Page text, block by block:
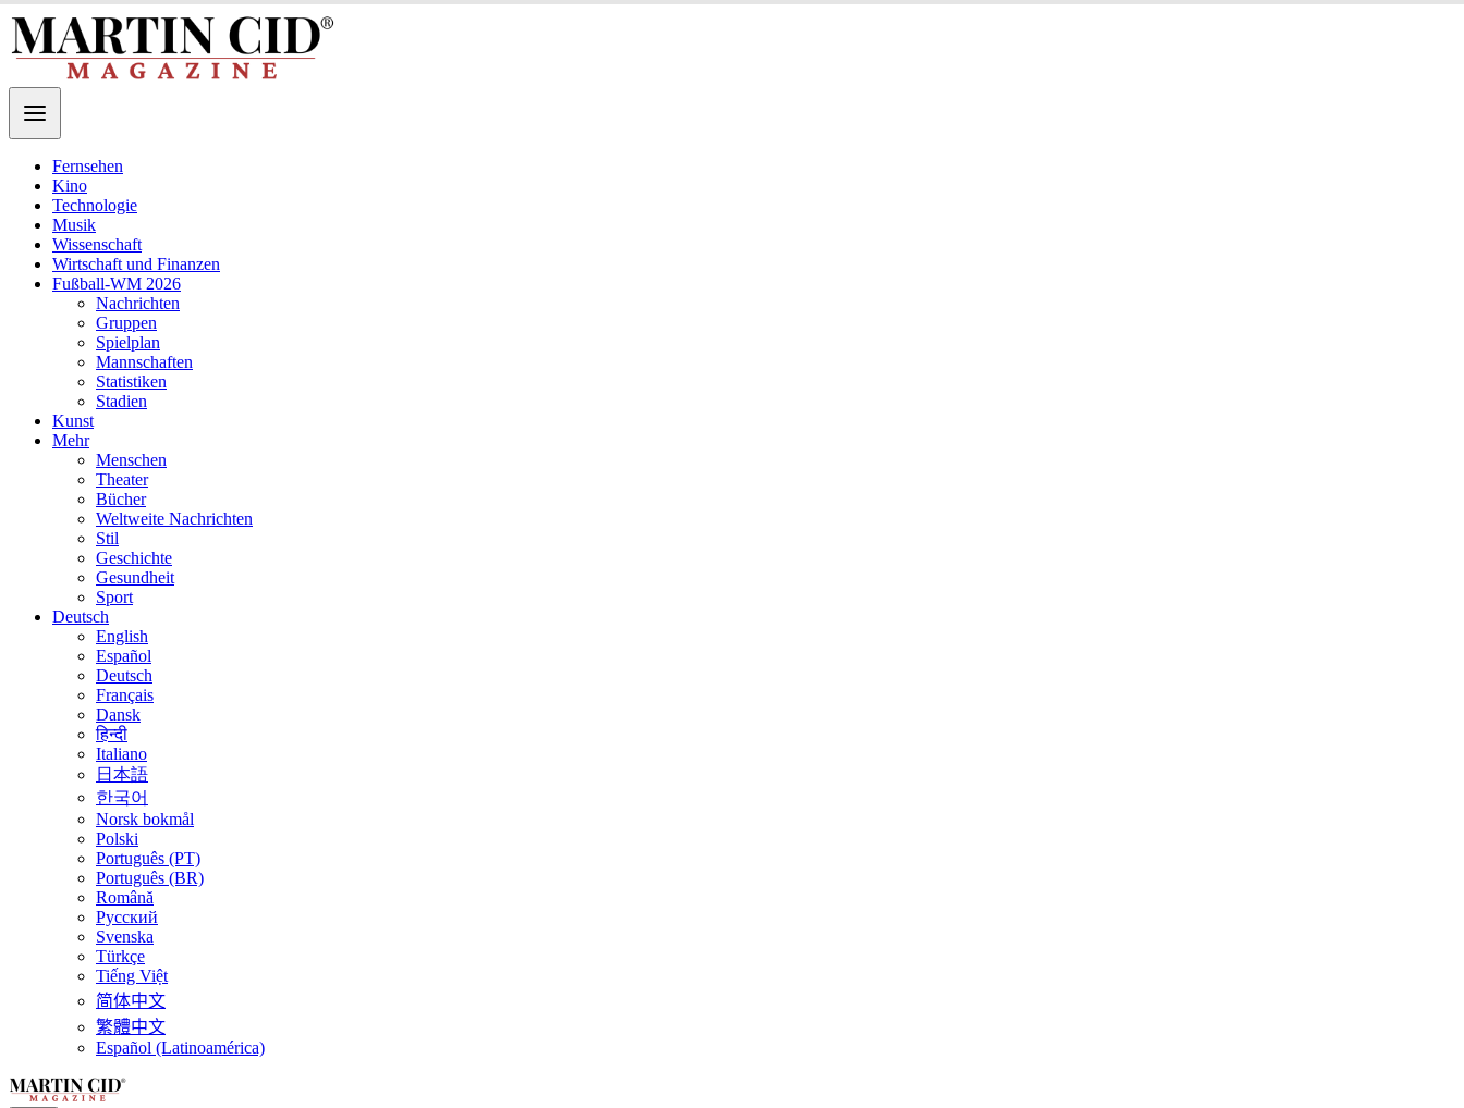
Fernsehen
Kino
Technologie
Musik
Wissenschaft
Wirtschaft und Finanzen
Fußball-WM 2026
Nachrichten
Gruppen
Spielplan
Mannschaften
Statistiken
Stadien
Kunst
Mehr
Menschen
Theater
Bücher
Weltweite Nachrichten
Stil
Geschichte
Gesundheit
Sport
Deutsch
English
Español
Deutsch
Français
Dansk
हिन्दी
Italiano
日本語
한국어
Norsk bokmål
Polski
Português (PT)
Português (BR)
Română
Русский
Svenska
Türkçe
Tiếng Việt
简体中文
繁體中文
Español (Latinoamérica)